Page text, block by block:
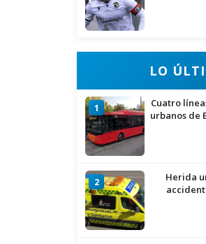
LO
1
Cuatro
urbanos de
2
Herida